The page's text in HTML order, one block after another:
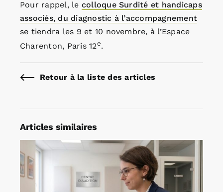
Pour rappel, le colloque Surdité et handicaps
associés, du diagnostic à l’accompagnement
se tiendra les 9 et 10 novembre, à l’Espace
Charenton, Paris 12e.
Retour à la liste des articles
Articles similaires